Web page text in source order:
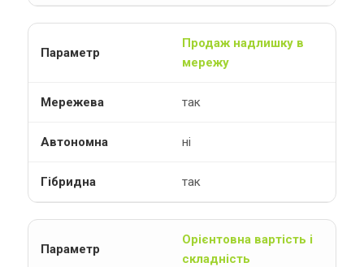
Продаж надлишку в
мережу
так
ні
так
Орієнтовна вартість і
складність